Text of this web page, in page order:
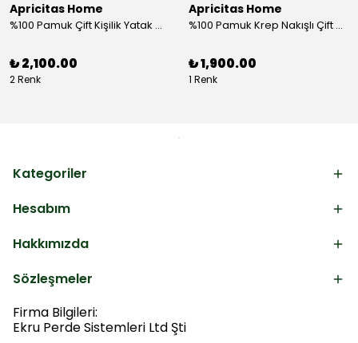
Apricitas Home
%100 Pamuk Çift Kişilik Yatak Örtüsü Takımı
₺ 2,100.00
2 Renk
Apricitas Home
%100 Pamuk Krep Nakışlı Çift Kişilik Nevresim Takımı
₺ 1,900.00
1 Renk
Kategoriler
Hesabım
Hakkımızda
Sözleşmeler
Firma Bilgileri:
Ekru Perde Sistemleri Ltd Şti